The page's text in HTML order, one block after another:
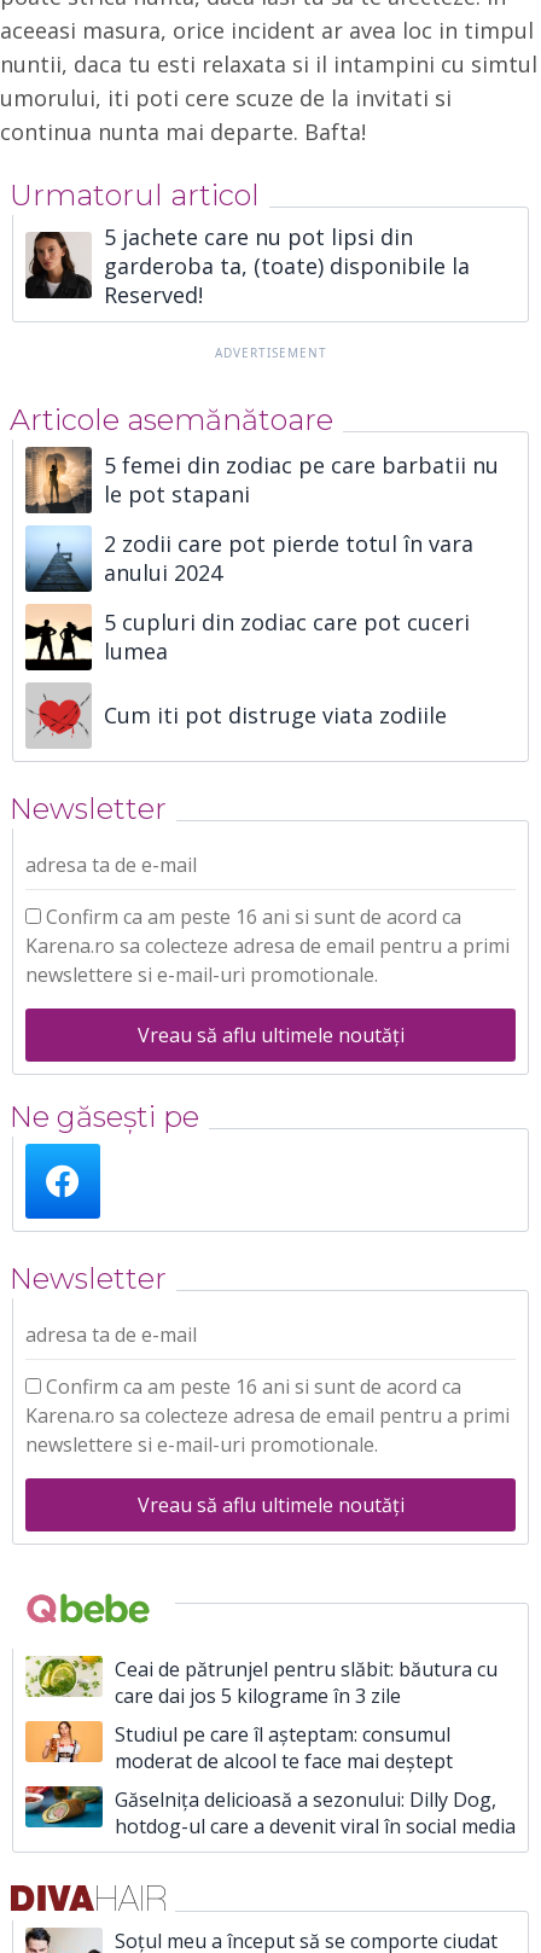
aceeasi masura, orice incident ar avea loc in timpul
nuntii, daca tu esti relaxata si il intampini cu simtul
umorului, iti poti cere scuze de la invitati si
continua nunta mai departe. Bafta!
Urmatorul articol
5 jachete care nu pot lipsi din
garderoba ta, (toate) disponibile la
Reserved!
Articole asemănătoare
5 femei din zodiac pe care barbatii nu
le pot stapani
2 zodii care pot pierde totul în vara
anului 2024
5 cupluri din zodiac care pot cuceri
lumea
Cum iti pot distruge viata zodiile
Newsletter
adresa ta de e-mail
Confirm ca am peste 16 ani si sunt de acord ca
Karena.ro sa colecteze adresa de email pentru a primi
newslettere si e-mail-uri promotionale.
Vreau să aflu ultimele noutăți
Ne găsești pe
Newsletter
adresa ta de e-mail
Confirm ca am peste 16 ani si sunt de acord ca
Karena.ro sa colecteze adresa de email pentru a primi
newslettere si e-mail-uri promotionale.
Vreau să aflu ultimele noutăți
Ceai de pătrunjel pentru slăbit: băutura cu
care dai jos 5 kilograme în 3 zile
Studiul pe care îl așteptam: consumul
moderat de alcool te face mai deștept
Găselnița delicioasă a sezonului: Dilly Dog,
hotdog-ul care a devenit viral în social media
Soțul meu a început să se comporte ciudat